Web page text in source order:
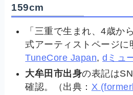
159cm
「三重で生まれ、4歳か
式アーティストページに
TuneCore Japan,dミュ
大牟田市出身の表記は
確認。（出典： X